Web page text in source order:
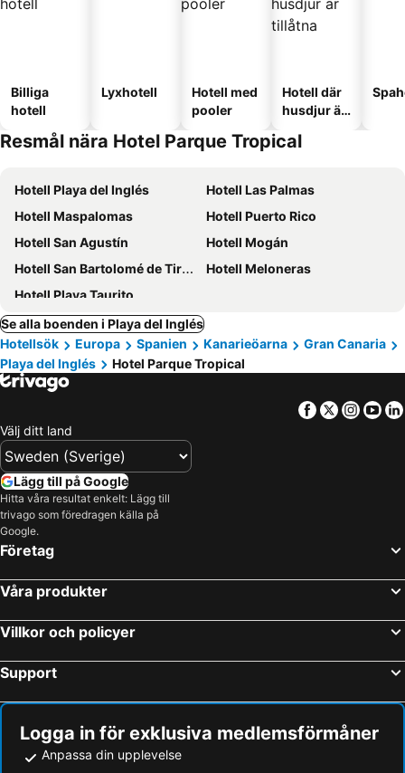
Billiga
hotell
Lyxhotell
Hotell med
pooler
Hotell där
husdjur är
Resmål nära Hotel Parque Tropical
Hotell Playa del Inglés
Hotell Las Palmas
Hotell Maspalomas
Hotell Puerto Rico
Hotell San Agustín
Hotell Mogán
Hotell San Bartolomé de Tirajana
Hotell Meloneras
Hotell Playa Taurito
Se alla boenden i Playa del Inglés
Hotellsök
Europa Spanien Kanarieöarna
Gran Canaria
Playa del Inglés
Hotel Parque Tropical
Facebook
Twitter
Välj ditt land
Lägg till på Google
Hitta våra resultat enkelt: Lägg till
trivago som föredragen källa på
Google.
Företag
Våra produkter
Villkor och policyer
Support
Logga in för exklusiva medlemsförmåner
Anpassa din upplevelse